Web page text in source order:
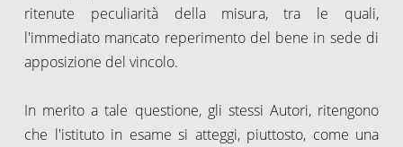
ritenute peculiarità della misura, tra le quali,
l'immediato mancato reperimento del bene in sede di
apposizione del vincolo.
In merito a tale questione, gli stessi Autori, ritengono
che l'istituto in esame si atteggi, piuttosto, come una